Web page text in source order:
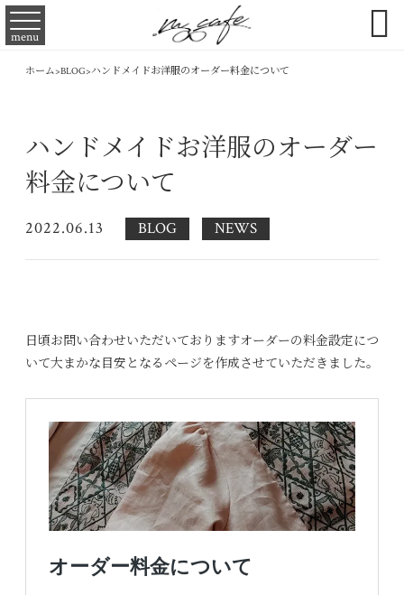
menu 
ホーム>BLOG>ハンドメイドお洋服のオーダー料金について
ハンドメイドお洋服のオーダー
料金について
2022.06.13 BLOG NEWS
日頃お問い合わせいただいておりますオーダーの料金設定につ
いて大まかな目安となるページを作成させていただきました。